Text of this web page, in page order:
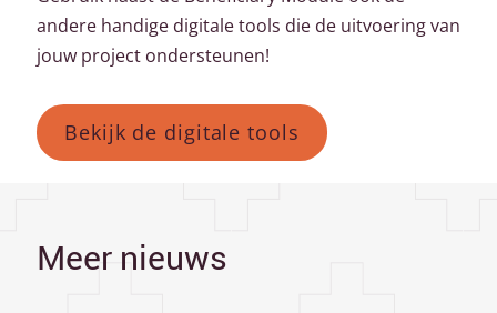
andere handige digitale tools die de uitvoering van
jouw project ondersteunen!
Bekijk de digitale tools
Meer nieuws